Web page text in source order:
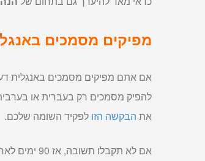
מפיקים מסמכים
אם אתם מפיקים מסמכים באנגלית
להפיק מסמכים רק בעברית או
את הבקשה הזו לפקיד השומה שלכם.
אם לא תקבלו תשובה, אז 90 ימים לאחר משלוח הבקשה היא תאושר אוטומטית.